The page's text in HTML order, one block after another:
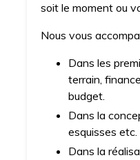
soit le moment ou
Nous vous
Dans les
terrain,
budget.
Dans la
esquisses etc.
Dans la